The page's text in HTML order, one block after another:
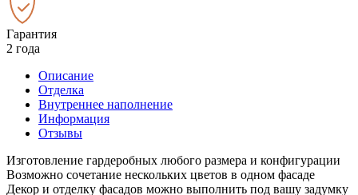
Гарантия
2 года
Описание
Отделка
Внутреннее наполнение
Информация
Отзывы
Изготовление гардеробных любого размера и конфигурации
Возможно сочетание нескольких цветов в одном фасаде
Декор и отделку фасадов можно выполнить под вашу задумку